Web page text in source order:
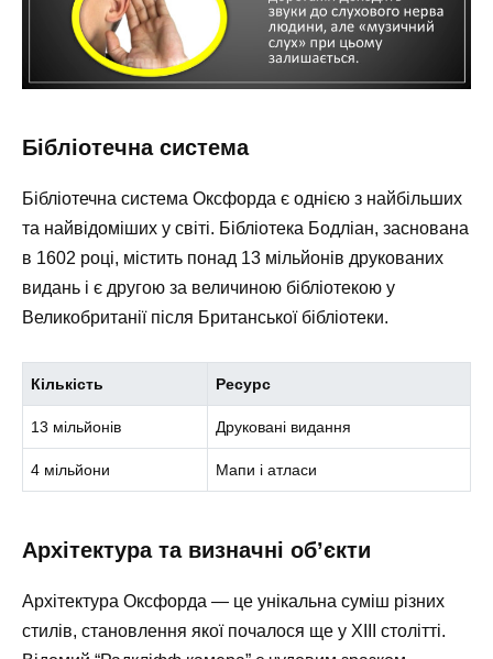
Бібліотечна система
Бібліотечна система Оксфорда є однією з найбільших
та найвідоміших у світі. Бібліотека Бодліан, заснована
в 1602 році, містить понад 13 мільйонів друкованих
видань і є другою за величиною бібліотекою у
Великобританії після Британської бібліотеки.
Кількість Ресурс
13 мільйонів Друковані видання
4 мільйони Мапи і атласи
Архітектура та визначні об’єкти
Архітектура Оксфорда — це унікальна суміш різних
стилів, становлення якої почалося ще у XIII столітті.